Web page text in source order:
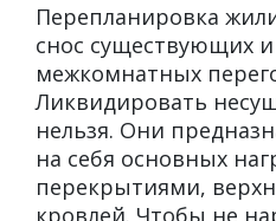
Перепланировка
снос существующих
межкомнатных
Ликвидировать
нельзя. Они
на себя основных
перекрытиями,
кровлей. Чтобы не